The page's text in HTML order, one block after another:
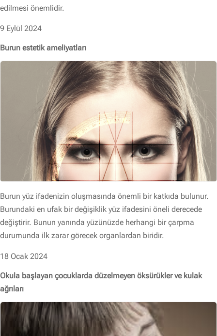
edilmesi önemlidir.
9 Eylül 2024
Burun estetik ameliyatları
Burun yüz ifadenizin oluşmasında önemli bir katkıda bulunur.
Burundaki en ufak bir değişiklik yüz ifadesini öneli derecede
değiştirir. Bunun yanında yüzünüzde herhangi bir çarpma
durumunda ilk zarar görecek organlardan biridir.
18 Ocak 2024
Okula başlayan çocuklarda düzelmeyen öksürükler ve kulak
ağrıları